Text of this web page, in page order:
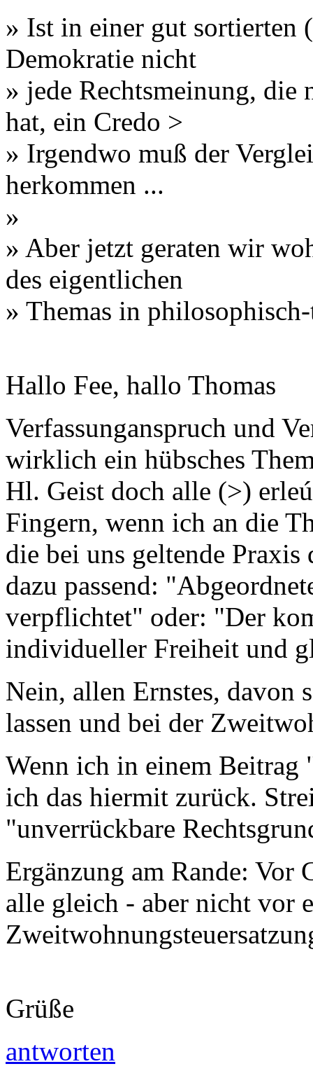
» Ist in einer gut sortierten
Demokratie nicht
» jede Rechtsmeinung, die
hat, ein Credo >
» Irgendwo muß der
herkommen ...
»
» Aber jetzt geraten wir
des eigentlichen
» Themas in
Hallo Fee, hallo Thomas
Verfassunganspruch und
wirklich ein hübsches
Hl. Geist doch alle (>)
Fingern, wenn ich an die
die bei uns geltende Praxis
dazu passend:
verpflichtet" oder: "Der
individueller Freiheit und
Nein, allen Ernstes,
lassen und bei der
Wenn ich in einem Beitrag
ich das hiermit zurück.
"unverrückbare
Ergänzung am Rande: Vor
alle gleich - aber nicht vor
Grüße
antworten